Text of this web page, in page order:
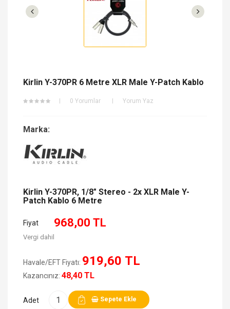
Kirlin Y-370PR 6 Metre XLR Male Y-Patch Kablo
0 Yorumlar Yorum Yaz
Marka:
Kirlin Y-370PR, 1/8" Stereo - 2x XLR Male Y-
Patch Kablo 6 Metre
Fiyat 968,00 TL
Vergi dahil
Havale/EFT Fiyatı: 919,60 TL
Kazancınız: 48,40 TL
Adet Sepete Ekle